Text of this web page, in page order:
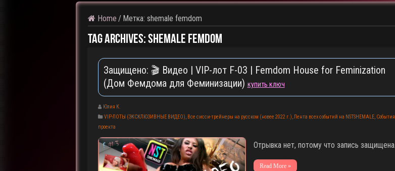
Home / Метка: shemale femdom
Tag Archives:shemale femdom
Защищено: 🎬 Видео | VIP-лот F-03 | Femdom House for Feminization
(Дом Фемдома для Феминизации) купить ключ
Юлия К.
VIP-ЛОТЫ (ЭКСКЛЮЗИВНЫЕ ВИДЕО)
Все сисси-трейнеры на русском (новее 2022 г.) Лента всех событий на NSTSHEMALE, События
проекта
Отрывка нет, потому что запись защищена.
Read More »